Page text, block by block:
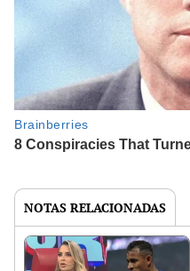
NOTAS RELACIONADAS